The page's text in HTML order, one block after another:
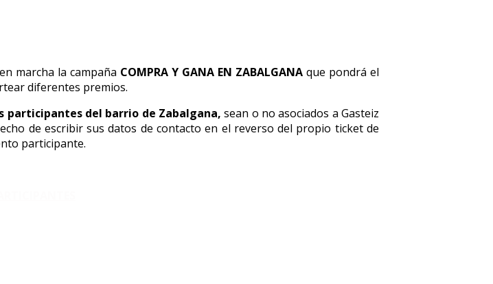
marcha la campaña COMPRA Y GANA EN ZABALGANA que pondrá el
diferentes premios.
participantes del barrio de Zabalgana, sean o no asociados a Gasteiz
de escribir sus datos de contacto en el reverso del propio ticket de
participante.